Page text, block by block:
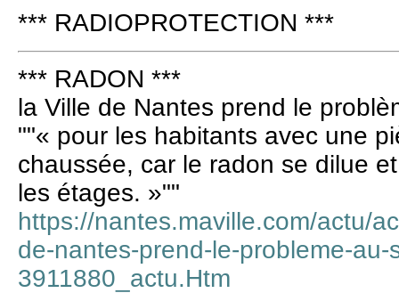
*** RADIOPROTECTION ***
*** RADON ***
la Ville de Nantes prend le
""« pour les habitants avec une
chaussée, car le radon se dilue
les étages. »""
https://nantes.maville.com/actu/
de-nantes-prend-le-probleme-au-
3911880_actu.Htm